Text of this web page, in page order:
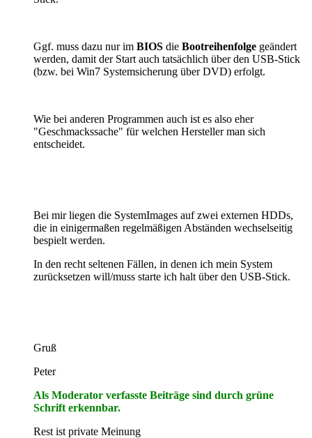
Ggf. muss dazu nur im BIOS die Bootreihenfolge geändert
werden, damit der Start auch tatsächlich über den USB-Stick
(bzw. bei Win7 Systemsicherung über DVD) erfolgt.
Wie bei anderen Programmen auch ist es also eher
"Geschmackssache" für welchen Hersteller man sich
entscheidet.
Bei mir liegen die SystemImages auf zwei externen HDDs,
die in einigermaßen regelmäßigen Abständen wechselseitig
bespielt werden.
In den recht seltenen Fällen, in denen ich mein System
zurücksetzen will/muss starte ich halt über den USB-Stick.
Gruß
Peter
Als Moderator verfasste Beiträge sind durch grüne
Schrift erkennbar.
Rest ist private Meinung